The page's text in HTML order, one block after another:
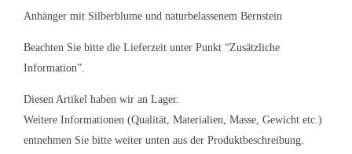
Anhänger mit Silberblume und naturbelassenem Bernstein
Beachten Sie bitte die Lieferzeit unter Punkt “Zusätzliche
Information”.
Diesen Artikel haben wir an Lager.
Weitere Informationen (Qualität, Materialien, Masse, Gewicht etc.)
entnehmen Sie bitte weiter unten aus der Produktbeschreibung.